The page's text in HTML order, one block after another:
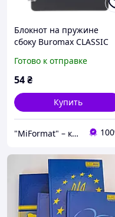
Блокнот на пружине
сбоку Buromax CLASSIC
пластиковая обложка,
серый
Готово к отправке
54₴
Купить
"MiFormat" – канцелярия для офиса и школы, упаковочные материалы!